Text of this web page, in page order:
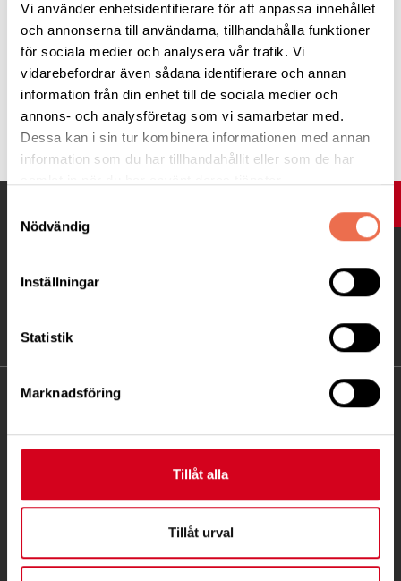
Vi använder enhetsidentifierare för att anpassa innehållet
och annonserna till användarna, tillhandahålla funktioner
för sociala medier och analysera vår trafik. Vi
vidarebefordrar även sådana identifierare och annan
information från din enhet till de sociala medier och
annons- och analysföretag som vi samarbetar med.
Dessa kan i sin tur kombinera informationen med annan
information som du har tillhandahållit eller som de har
Nödvändig
Inställningar
Statistik
Marknadsföring
Tillåt alla
Tillåt urval
Anmälan -
Obligatorisk anmälan senast tisdag 22/9 mejla
stockholm@neuro.se
Lämna återbud om du inte kan komma.
Tipsa
KONTAKT
Fatbursgatan 19, 118 28 STOCKHOLM
Samma som besöksadress